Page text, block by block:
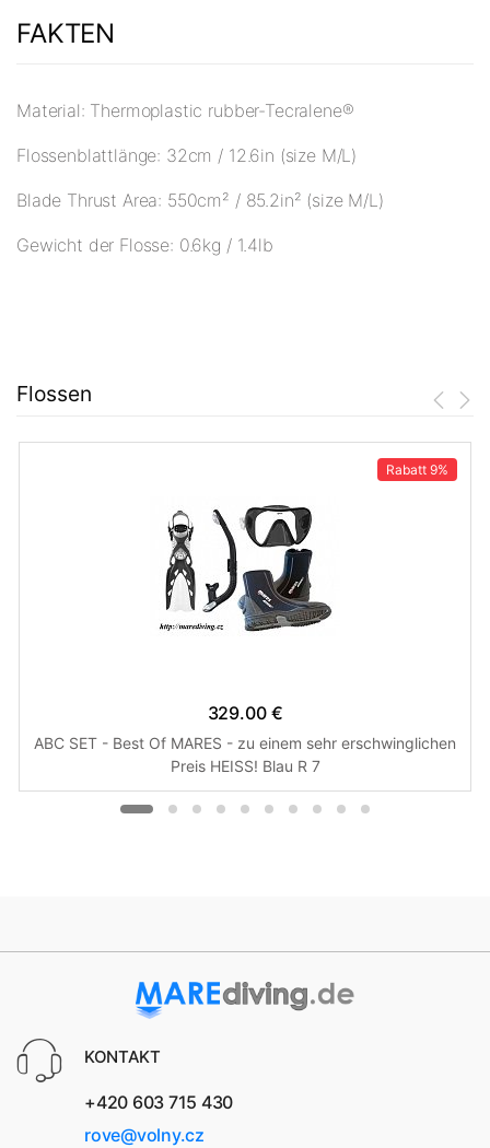
FAKTEN
Material: Thermoplastic rubber-Tecralene®
Flossenblattlänge: 32cm / 12.6in (size M/L)
Blade Thrust Area: 550cm² / 85.2in² (size M/L)
Gewicht der Flosse: 0.6kg / 1.4lb
Flossen
Rabatt 9%
329.00 €
ABC SET - Best Of MARES - zu einem sehr erschwinglichen
Preis HEISS! Blau R 7
KONTAKT
+420 603 715 430
rove@volny.cz